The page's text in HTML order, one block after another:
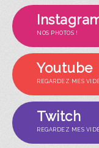
NOS PHOTOS !
Youtube
REGARDEZ MES
Twitch
REGARDEZ MES